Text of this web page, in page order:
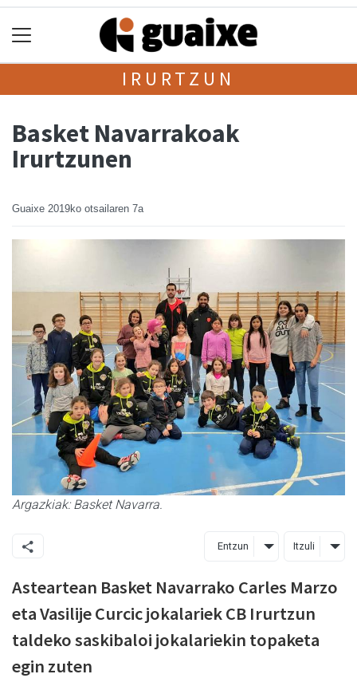
IRURTZUN
Basket Navarrakoak
Irurtzunen
Guaixe 2019ko otsailaren 7a
Argazkiak: Basket Navarra.
Entzun Itzuli
Asteartean Basket Navarrako Carles Marzo
eta Vasilije Curcic jokalariek CB Irurtzun
taldeko saskibaloi jokalariekin topaketa
egin zuten